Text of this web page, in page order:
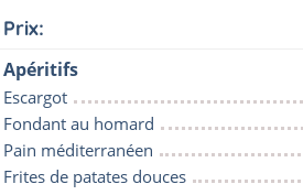
Prix:
Apéritifs
Escargot
Fondant au homard
Pain méditerranéen
Frites de patates douces